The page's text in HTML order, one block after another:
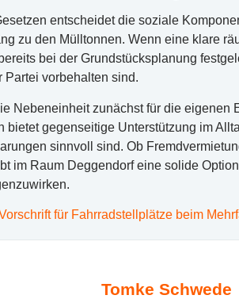
entscheidet die soziale
zu den Mülltonnen. Wenn eine klare
bei der Grundstücksplanung
vorbehalten sind.
Nebeneinheit zunächst für die eigenen
bietet gegenseitige Unterstützung im
sinnvoll sind. Ob
im Raum Deggendorf eine solide
für Fahrradstellplätze beim
Tomke Schwede